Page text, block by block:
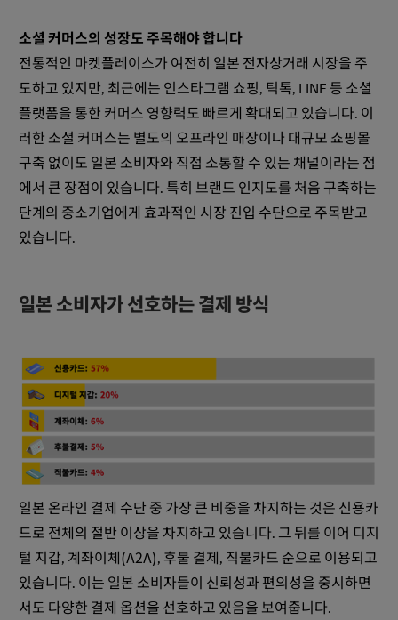
소셜 커머스의 성장도 주목해야 합니다
전통적인 마켓플레이스가 여전히 일본 전자상거래 시장을 주
도하고 있지만, 최근에는 인스타그램 쇼핑, 틱톡, LINE 등 소셜
플랫폼을 통한 커머스 영향력도 빠르게 확대되고 있습니다. 이
러한 소셜 커머스는 별도의 오프라인 매장이나 대규모 쇼핑몰
구축 없이도 일본 소비자와 직접 소통할 수 있는 채널이라는 점
에서 큰 장점이 있습니다. 특히 브랜드 인지도를 처음 구축하는
단계의 중소기업에게 효과적인 시장 진입 수단으로 주목받고
있습니다.
일본 소비자가 선호하는 결제 방식
일본 온라인 결제 수단 중 가장 큰 비중을 차지하는 것은 신용카
드로 전체의 절반 이상을 차지하고 있습니다. 그 뒤를 이어 디지
털 지갑, 계좌이체(A2A), 후불 결제, 직불카드 순으로 이용되고
있습니다. 이는 일본 소비자들이 신뢰성과 편의성을 중시하면
서도 다양한 결제 옵션을 선호하고 있음을 보여줍니다.